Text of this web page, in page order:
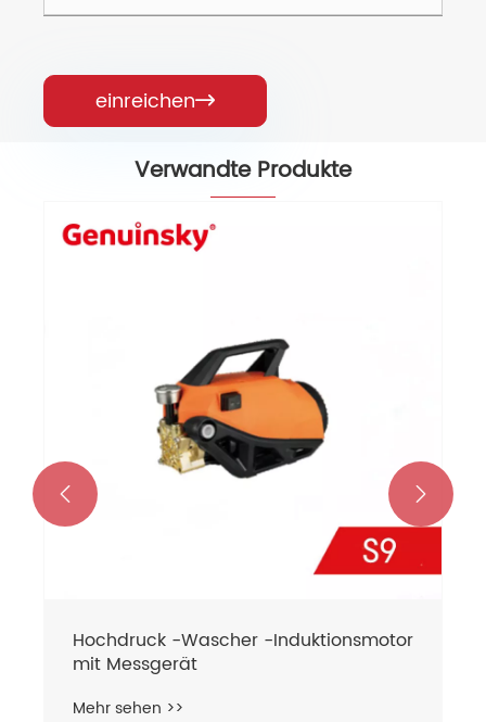
einreichen
Verwandte Produkte
Hochdruck -Wascher -Induktionsmotor
mit Messgerät
Mehr sehen >>
 